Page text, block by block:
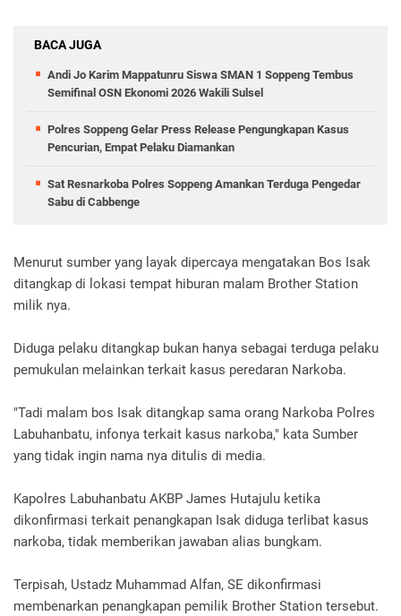
BACA JUGA
Andi Jo Karim Mappatunru Siswa SMAN 1 Soppeng Tembus
Semifinal OSN Ekonomi 2026 Wakili Sulsel
Polres Soppeng Gelar Press Release Pengungkapan Kasus
Pencurian, Empat Pelaku Diamankan
Sat Resnarkoba Polres Soppeng Amankan Terduga Pengedar
Sabu di Cabbenge
Menurut sumber yang layak dipercaya mengatakan Bos Isak
ditangkap di lokasi tempat hiburan malam Brother Station
milik nya.
Diduga pelaku ditangkap bukan hanya sebagai terduga pelaku
pemukulan melainkan terkait kasus peredaran Narkoba.
"Tadi malam bos Isak ditangkap sama orang Narkoba Polres
Labuhanbatu, infonya terkait kasus narkoba," kata Sumber
yang tidak ingin nama nya ditulis di media.
Kapolres Labuhanbatu AKBP James Hutajulu ketika
dikonfirmasi terkait penangkapan Isak diduga terlibat kasus
narkoba, tidak memberikan jawaban alias bungkam.
Terpisah, Ustadz Muhammad Alfan, SE dikonfirmasi
membenarkan penangkapan pemilik Brother Station tersebut.